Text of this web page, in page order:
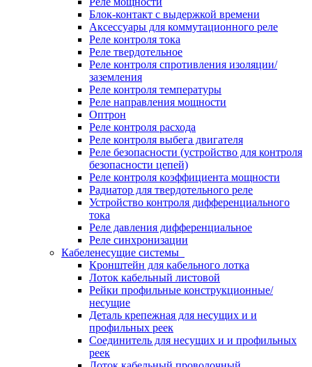
Блок-контакт с выдержкой времени
Аксессуары для коммутационного реле
Реле контроля тока
Реле твердотельное
Реле контроля спротивления изоляции/
заземления
Реле контроля температуры
Реле направления мощности
Оптрон
Реле контроля расхода
Реле контроля выбега двигателя
Реле безопасности (устройство для контроля
безопасности цепей)
Реле контроля коэффициента мощности
Радиатор для твердотельного реле
Устройство контроля дифференциального
тока
Реле давления дифференциальное
Реле синхронизации
Кабеленесущие системы
Кронштейн для кабельного лотка
Лоток кабельный листовой
Рейки профильные конструкционные/
несущие
Деталь крепежная для несущих и и
профильных реек
Соединитель для несущих и и профильных
реек